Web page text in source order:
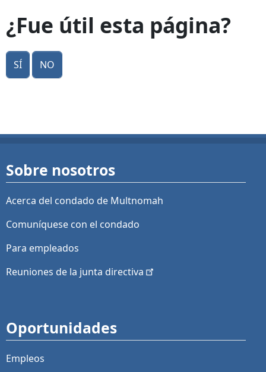
¿Fue útil esta página?
Sí No
Sobre nosotros
Acerca del condado de Multnomah
Comuníquese con el condado
Para empleados
Reuniones de la junta directiva
Oportunidades
Empleos